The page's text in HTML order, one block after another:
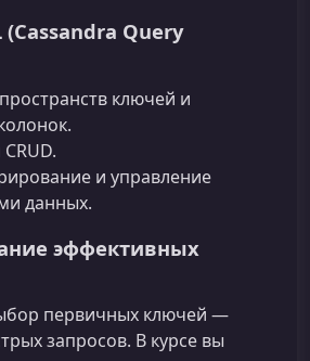
(Cassandra Query
ключей и
и управление
данных.
эффективных
первичных ключей —
запросов. В курсе вы